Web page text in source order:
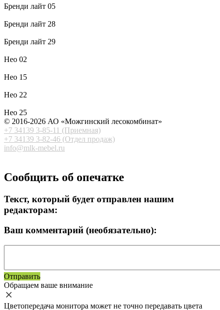
Бренди лайт 05
Бренди лайт 28
Бренди лайт 29
Нео 02
Нео 15
Нео 22
Нео 25
© 2016-2026 АО «Можгинский лесокомбинат»
+7 34139 3-85-11 (Приемная)
+7 34139 3-82-46 (Отдел продаж)
info@mlk-mebel.ru
Сообщить об опечатке
Текст, который будет отправлен нашим
редакторам:
Ваш комментарий (необязательно):
Отправить
Обращаем ваше внимание
Цветопередача монитора может не точно передавать цвета